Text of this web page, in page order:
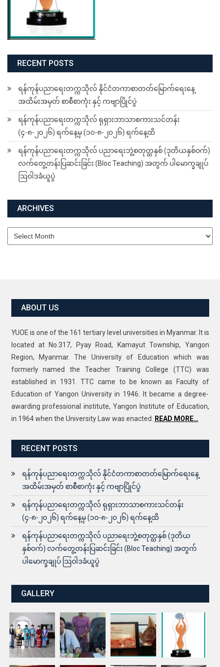
RECENT POSTS
ရန်ကုန်ပညာရေးတက္ကသိုလ် နိုင်ငံတကာစာတတ်မြောက်ရေးနေ့
အထိမ်းအမှတ် စာစီစာကုံး နှင့် ကဗျာပြိုင်ပွဲ
ရန်ကုန်ပညာရေးတက္ကသိုလ် ရုရှားဘာသာစကားသင်တန်း
(၄-၈-၂၀၂၆) ရက်နေ့မှ (၁၀-၈-၂၀၂၆) ရက်နေ့ထိ
ရန်ကုန်ပညာရေးတက္ကသိုလ် ပညာရေးဘွဲ့စတုတ္ထနှစ် (ဒုတိယနှစ်ဝက်)
လက်တွေ့တန်းပြဆင်းခြင်း (Bloc Teaching) အတွက် ပါမောက္ခချုပ်
ဩဝါဒခံယူပွဲ
ARCHIVES
Archives
ABOUT US
YUOE is one of the 161 tertiary level universities in Myanmar. It is
located at No.317, Pyay Road, Kamayut Township, Yangon
Region, Myanmar. The University of Education which was
formerly named the Teacher Training College (TTC) was
established in 1931. TTC came to be known as Faculty of
Education of Yangon University in 1946. It became a degree-
awarding professional institute, Yangon Institute of Education,
in 1964 when the University Law was enacted.
READ MORE…
RECENT POSTS
ရန်ကုန်ပညာရေးတက္ကသိုလ် နိုင်ငံတကာစာတတ်မြောက်ရေးနေ့
အထိမ်းအမှတ် စာစီစာကုံး နှင့် ကဗျာပြိုင်ပွဲ
ရန်ကုန်ပညာရေးတက္ကသိုလ် ရုရှားဘာသာစကားသင်တန်း
(၄-၈-၂၀၂၆) ရက်နေ့မှ (၁၀-၈-၂၀၂၆) ရက်နေ့ထိ
ရန်ကုန်ပညာရေးတက္ကသိုလ် ပညာရေးဘွဲ့စတုတ္ထနှစ် (ဒုတိယ
နှစ်ဝက်) လက်တွေ့တန်းပြဆင်းခြင်း (Bloc Teaching) အတွက်
ပါမောက္ခချုပ် ဩဝါဒခံယူပွဲ
GALLERY